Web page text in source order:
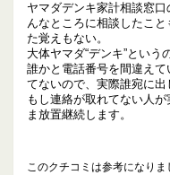
ヤマダデンキ家計相談窓
んなところに相談したこ
た覚えもない。
大体ヤマダ“デンキ”という
誰かと電話番号を間違え
てないので、実際誰宛に出
もし連絡が取れてない人
ま放置継続します。
このクチコミは参考になりま